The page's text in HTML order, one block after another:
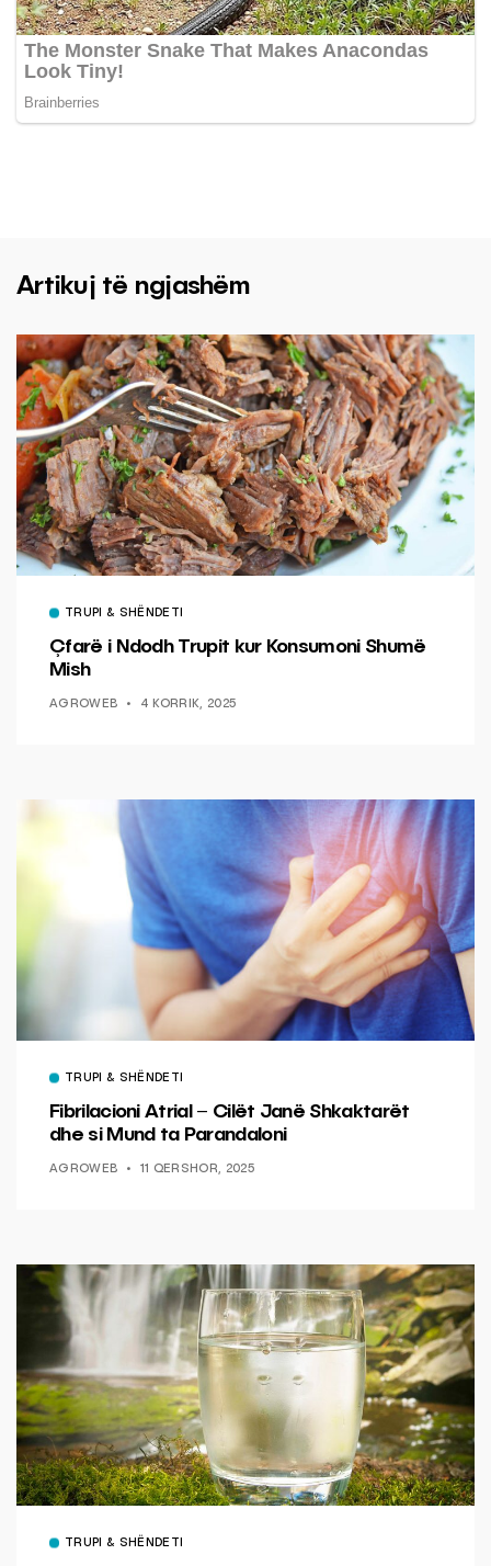
Artikuj të ngjashëm
TRUPI & SHËNDETI
Çfarë i Ndodh Trupit kur Konsumoni Shumë
Mish
AGROWEB 4 KORRIK, 2025
TRUPI & SHËNDETI
Fibrilacioni Atrial – Cilët Janë Shkaktarët
dhe si Mund ta Parandaloni
AGROWEB 11 QERSHOR, 2025
TRUPI & SHËNDETI